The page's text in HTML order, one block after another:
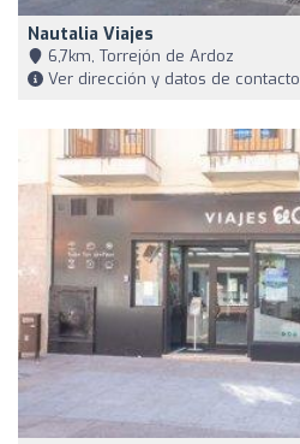
Nautalia Viajes
6,7km, Torrejón de Ardoz
Ver dirección y datos de contacto